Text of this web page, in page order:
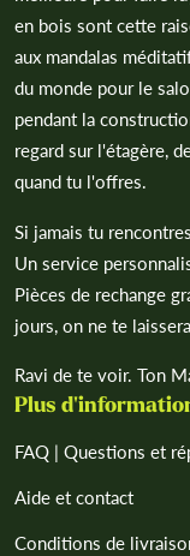
en bois sont cette
aux mandalas
du monde pour le
pendant la
regard sur l'étagère,
quand tu l'offres.
Si jamais tu
Un service
Pièces de rechange
jours, on ne te
Ravi de te voir. Ton
Plus
FAQ | Questions et
Aide et contact
Conditions de